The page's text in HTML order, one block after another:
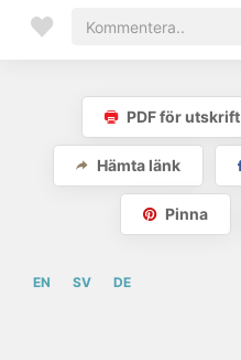
PDF för utskrift
Hämta länk
Pinna
EN SV DE